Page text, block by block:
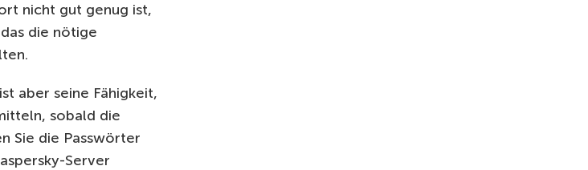
nicht gut genug ist,
die nötige
aber seine Fähigkeit,
sobald die
Sie die Passwörter
Server